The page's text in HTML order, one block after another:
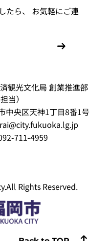
たら、
お気軽にご連
観光文化局 創業推進部
当）
中央区天神1丁目8番1号
711-4959
Rights Reserved.